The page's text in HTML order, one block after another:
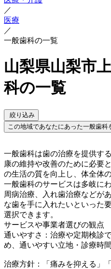
／
医療
／
一般歯科の一覧
山梨県山梨市
科の一覧
絞り込み
この地域であなたにあった一般歯科
一般歯科は歯の治療を提供す
康の維持や改善のために必要
の生活の質を向上し、体全体
一般歯科のサービスは多岐に
周病治療、入れ歯治療などが
な歯を手に入れたいといった
選択できます。
サービスや事業者選びの観点
通いやすさ：治療や定期検診
め、通いやすい立地・診療時
治療方針：「痛みを抑える」